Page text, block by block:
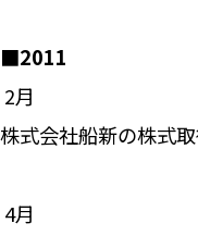
■2011
―― 2月
株式会社船新の株式
―― 4月